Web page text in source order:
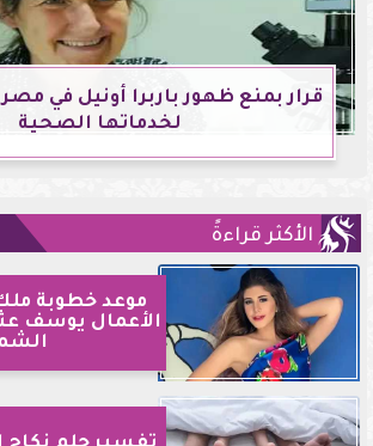
قرار بمنع ظهور باربرا أونيل في
لخدماتها الصحية
الأكثر قراءةً
موعد خطوبة
الأعمال يوسف